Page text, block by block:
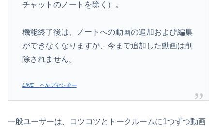
チャットのノートを除く）。
機能終了後は、ノートへの動画の追加および編集
ができなくなりますが、今まで追加した動画は削
除されません。
LINE ヘルプセンター
一般ユーザーは、コツコツとトークルームに1つずつ動画